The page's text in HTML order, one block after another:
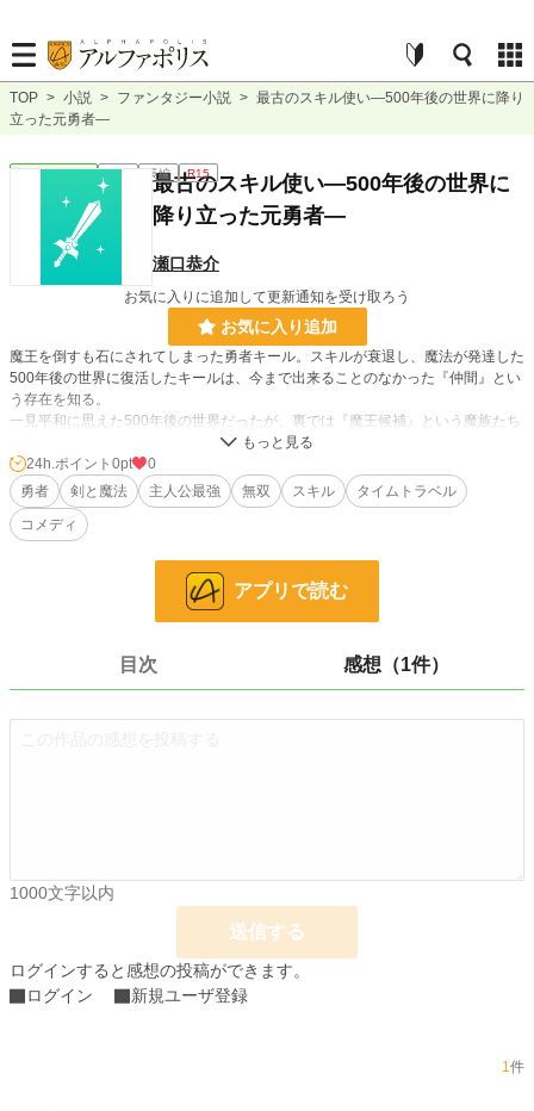
TOP > 小説 > ファンタジー小説 > 最古のスキル使い―500年後の世界に降り
立った元勇者―
ファンタジー 完結 長編 R15
最古のスキル使い―500年後の世界に
降り立った元勇者―
瀬口恭介
お気に入りに追加して更新通知を受け取ろう
お気に入り追加
魔王を倒すも石にされてしまった勇者キール。スキルが衰退し、魔法が発達した
500年後の世界に復活したキールは、今まで出来ることのなかった『仲間』とい
う存在を知る。
一見平和に思えた500年後の世界だったが、裏では『魔王候補』という魔族たち
が人間界を我がものにしようと企んでいた。
それを知ったキールたちは魔族を倒すため動き始める。強くなり、己を知るため
に。
こうして、長いようで短い戦いが始まる。
※この作品は小説家になろう、カクヨム、ノベルアップ＋にも投稿しています。
※24日に最終話更新予定です。
2020.02.01 18:46
初回完結日時 2020.09.24 19:05
24h.ポイント 0pt
0
勇者
剣と魔法 主人公最強 無双 スキル
タイムトラベル
コメディ
アプリで読む
目次 感想（1件）
1000文字以内
送信する
ログインすると感想の投稿ができます。
ログイン
新規ユーザ登録
1件